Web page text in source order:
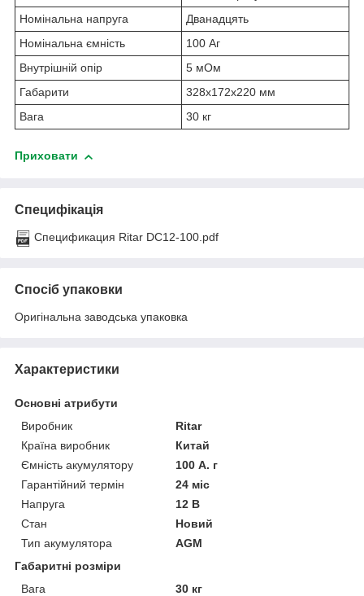
Номінальна напруга
Дванадцять
Номінальна ємність
100 Аг
Внутрішній опір
5 мОм
Габарити
328х172х220 мм
Вага
30 кг
Приховати
Специфікація
Спецификация Ritar DC12-100.pdf
Спосіб упаковки
Оригінальна заводська упаковка
Характеристики
Основні атрибути
Виробник
Ritar
Країна виробник
Китай
Ємність акумулятору
100 А. г
Гарантійний термін
24 міс
Напруга
12 В
Стан
Новий
Тип акумулятора
AGM
Габаритні розміри
Вага
30 кг